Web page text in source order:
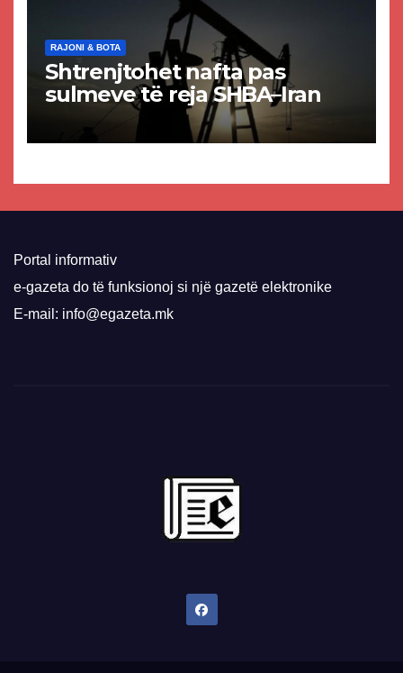
RAJONI & BOTA
Shtrenjtohet nafta pas
sulmeve të reja SHBA–Iran
Portal informativ
e-gazeta do të funksionoj si një gazetë elektronike
E-mail: info@egazeta.mk